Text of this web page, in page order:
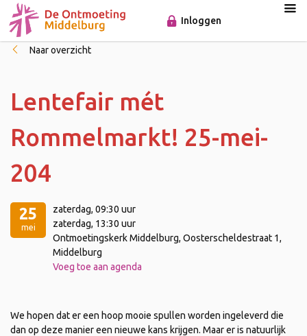
Inloggen
Naar overzicht
Lentefair mét
Rommelmarkt! 25-mei-
204
25
mei
zaterdag, 09:30 uur
zaterdag, 13:30 uur
Ontmoetingskerk Middelburg, Oosterscheldestraat 1,
Middelburg
Voeg toe aan agenda
We hopen dat er een hoop mooie spullen worden ingeleverd die
dan op deze manier een nieuwe kans krijgen. Maar er is natuurlijk